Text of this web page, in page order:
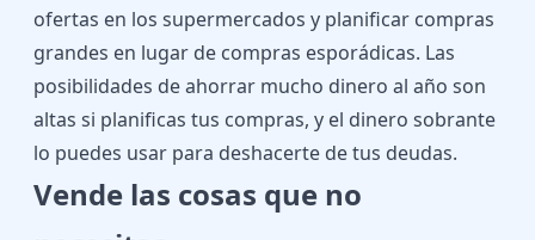
ofertas en los supermercados y planificar compras
grandes en lugar de compras esporádicas. Las
posibilidades de ahorrar mucho dinero al año son
altas si planificas tus compras, y el dinero sobrante
lo puedes usar para deshacerte de tus deudas.
Vende las cosas que no